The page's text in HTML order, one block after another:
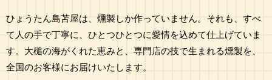
ひょうたん島苫屋は、燻製しか作っていません。それも、すべ
て人の手で丁寧に、ひとつひとつに愛情を込めて仕上げていま
す。大槌の海がくれた恵みと、専門店の技で生まれる燻製を、
全国のお客様にお届けいたします。